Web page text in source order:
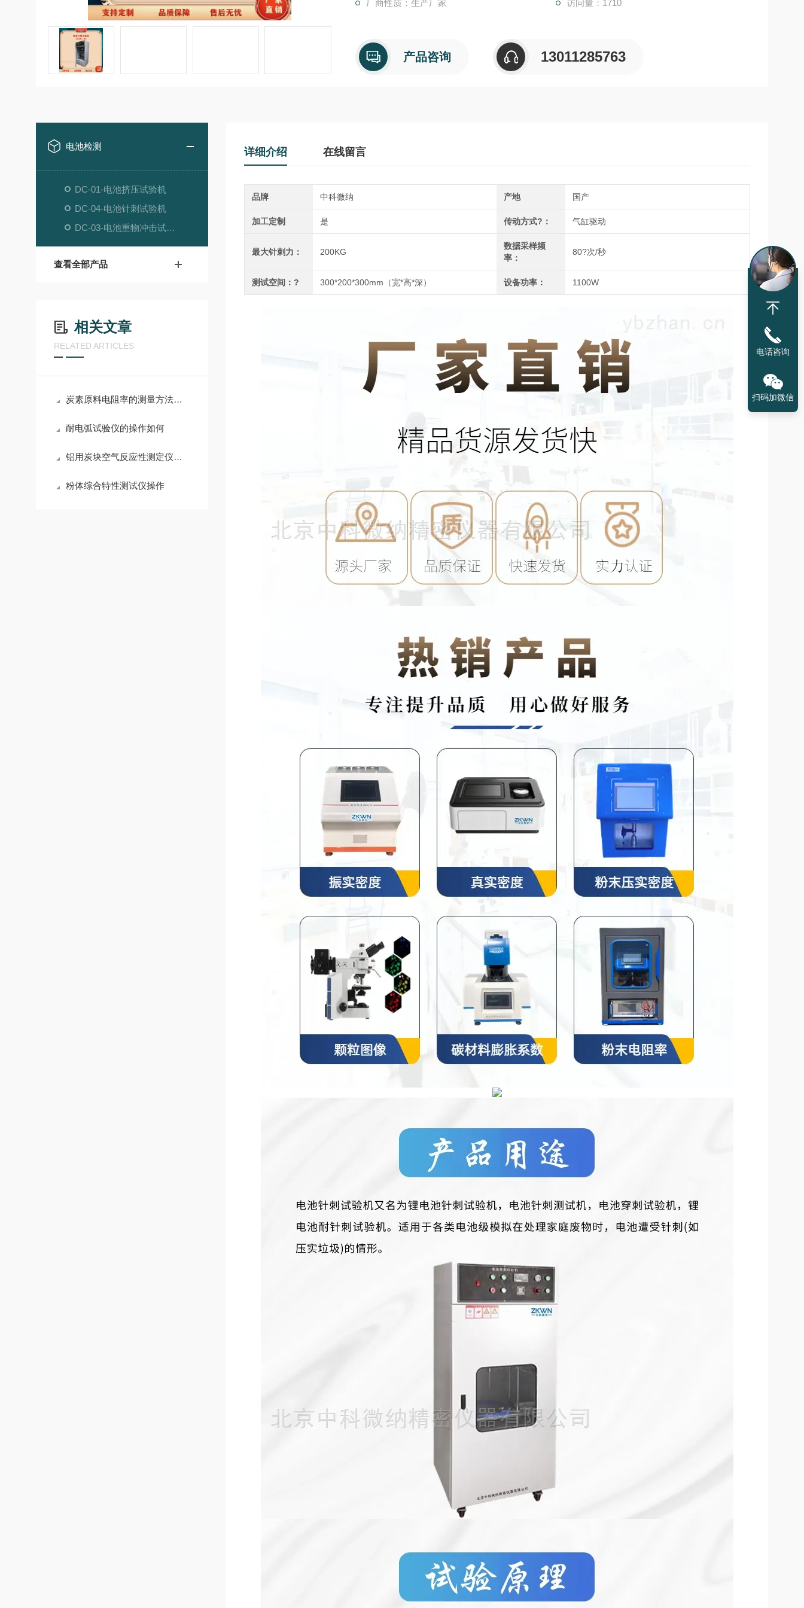
电池最大表面的中心位置，并保持一定时间。
厂商性质：生产厂家 访问量：1710
产品咨询 13011285763
电池检测
DC-01-电池挤压试验机
DC-04-电池针刺试验机
DC-03-电池重物冲击试验机
查看全部产品
相关文章
RELATED ARTICLES
炭素原料电阻率的测量方法应用及影响因素
耐电弧试验仪的操作如何
铝用炭块空气反应性测定仪的使用要点与日常维护
粉体综合特性测试仪操作
详细介绍 在线留言
品牌 中科微纳 产地 国产
加工定制 是 传动方式?： 气缸驱动
最大针刺力： 200KG
数据采样频
率：
80?次/秒
测试空间：? 300*200*300mm（宽*高*深） 设备功率： 1100W
电话咨询
扫码加微信